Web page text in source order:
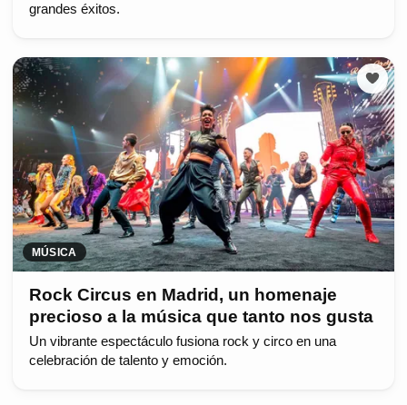
grandes éxitos.
MÚSICA
Rock Circus en Madrid, un homenaje
precioso a la música que tanto nos gusta
Un vibrante espectáculo fusiona rock y circo en una
celebración de talento y emoción.